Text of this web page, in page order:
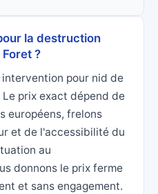
la destruction
?
intervention pour nid de
prix exact dépend de
européens, frelons
et de l'accessibilité du
au
donnons le prix ferme
et sans engagement.